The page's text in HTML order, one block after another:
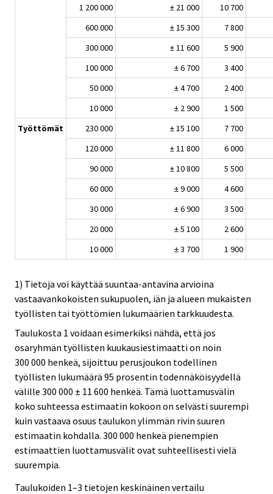
1 200 000
± 21 000
10 700
600 000
± 15 300
7 800
300 000
± 11 600
5 900
100 000
± 6 700
3 400
50 000
± 4 700
2 400
10 000
± 2 900
1 500
Työttömät
230 000 ± 15 100
7 700
120 000
± 11 800
6 000
90 000
± 10 800
5 500
60 000
± 9 000
4 600
30 000
± 6 900
3 500
20 000
± 5 100
2 600
10 000
± 3 700 1 900
1) Tietoja voi käyttää suuntaa-antavina arvioina
vastaavankokoisten sukupuolen, iän ja alueen mukaisten
työllisten tai työttömien lukumäärien tarkkuudesta.
Taulukosta 1 voidaan esimerkiksi nähdä, että jos
osaryhmän työllisten kuukausiestimaatti on noin
300 000 henkeä, sijoittuu perusjoukon todellinen
työllisten lukumäärä 95 prosentin todennäköisyydellä
välille 300 000 ± 11 600 henkeä. Tämä luottamusvälin
koko suhteessa estimaatin kokoon on selvästi suurempi
kuin vastaava osuus taulukon ylimmän rivin suuren
estimaatin kohdalla. 300 000 henkeä pienempien
estimaattien luottamusvälit ovat suhteellisesti vielä
suurempia.
Taulukoiden 1–3 tietojen keskinäinen vertailu